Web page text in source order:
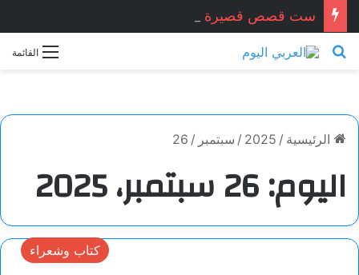
القائمة بحث عن
الرئيسية /
2025
/ سبتمبر /
26
اليوم:26 سبتمبر، 2025
كتاب وشعراء